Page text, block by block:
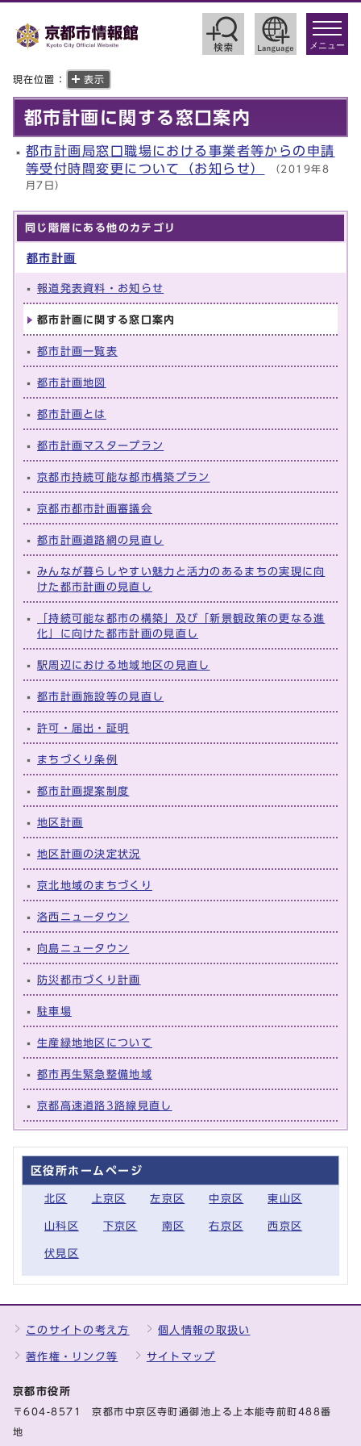
toggle
メニュー
現在位置： 表示
都市計画に関する窓口案内
都市計画局窓口職場における事業者等からの申請
等受付時間変更について（お知らせ） （2019年8
月7日）
同じ階層にある他のカテゴリ
都市計画
報道発表資料・お知らせ
都市計画に関する窓口案内
都市計画一覧表
都市計画地図
都市計画とは
都市計画マスタープラン
京都市持続可能な都市構築プラン
京都市都市計画審議会
都市計画道路網の見直し
みんなが暮らしやすい魅力と活力のあるまちの実現に向
けた都市計画の見直し
「持続可能な都市の構築」及び「新景観政策の更なる進
化」に向けた都市計画の見直し
駅周辺における地域地区の見直し
都市計画施設等の見直し
許可・届出・証明
まちづくり条例
都市計画提案制度
地区計画
地区計画の決定状況
京北地域のまちづくり
洛西ニュータウン
向島ニュータウン
防災都市づくり計画
駐車場
生産緑地地区について
都市再生緊急整備地域
京都高速道路3路線見直し
区役所ホームページ
北区 上京区 左京区 中京区 東山区
山科区 下京区 南区 右京区 西京区
伏見区
このサイトの考え方 個人情報の取扱い
著作権・リンク等 サイトマップ
京都市役所
〒604-8571 京都市中京区寺町通御池上る上本能寺前町488番
地